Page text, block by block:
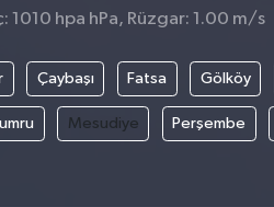
1010 hpa hPa, Rüzgar: 1.00 m/s
Çaybaşı Fatsa Gölköy
Mesudiye Perşembe